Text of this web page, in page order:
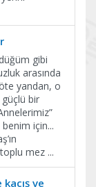
gibi
arasında
yandan, o
bir
için...
mez ...
kaçış ve